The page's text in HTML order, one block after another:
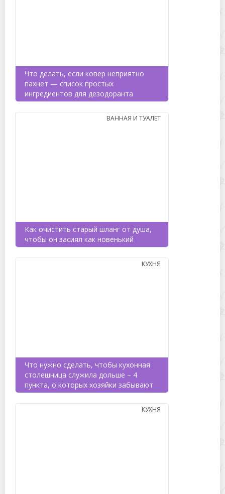
Что делать, если ковер неприятно
пахнет — список простых
ингредиентов для дезодоранта
Как очистить старый шланг от душа,
чтобы он засиял как новенький
ВАННАЯ И ТУАЛЕТ
Что нужно сделать, чтобы кухонная
столешница служила дольше – 4
пункта, о которых хозяйки забывают
КУХНЯ
КУХНЯ